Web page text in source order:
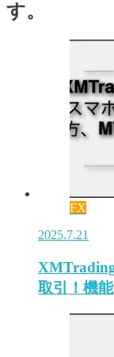
す。
FX
2025.7.21
取引！機